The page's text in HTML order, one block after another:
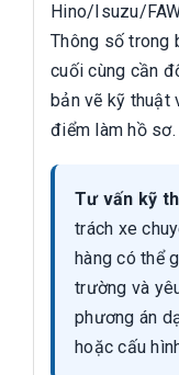
Hino/Isuzu/
Thông số trong
cuối cùng cần
bản vẽ kỹ thuật
điểm làm hồ sơ.
Tư vấn kỹ
trách xe
hàng có thể
trường và
phương án
hoặc cấu